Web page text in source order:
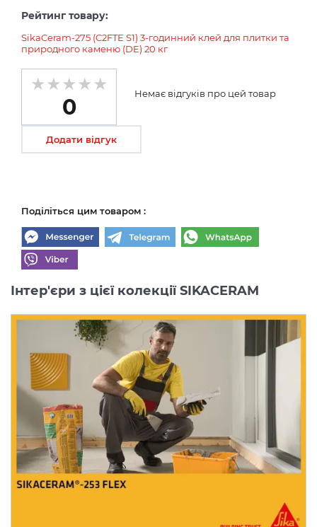
Рейтинг товару:
SikaCeram-275 (C2FTE S1) 3-годинний клей для плитки та
природного каменю (DE) 20 кг
0
Немає відгуків про цей товар
Додати відгук
Поділіться цим товаром :
Інтер'єри з цієї колекції SIKACERAM